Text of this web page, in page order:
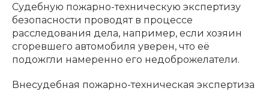
Судебную пожарно-техническую экспертизу
безопасности проводят в процессе
расследования дела, например, если хозяин
сгоревшего автомобиля уверен, что её
подожгли намеренно его недоброжелатели.
Внесудебная пожарно-техническая экспертиза